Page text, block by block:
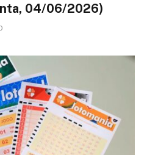
04/06/2026)